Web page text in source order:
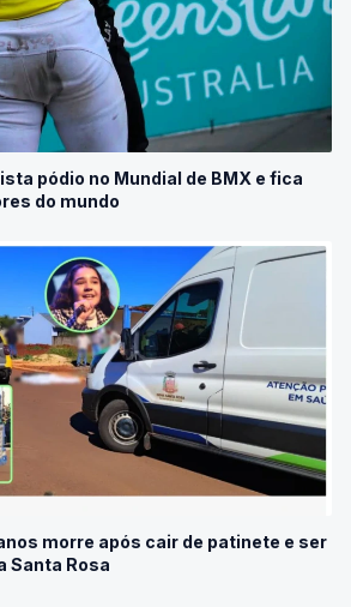
pódio no Mundial de BMX e fica
morre após cair de patinete e ser
Santa Rosa